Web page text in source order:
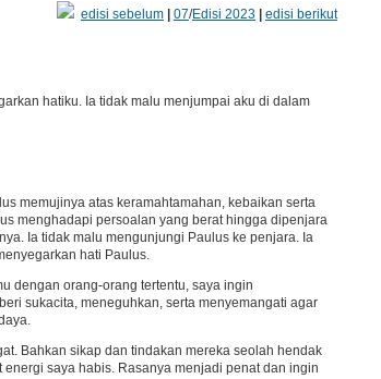
edisi sebelum| 07/Edisi 2023| edisi berikut
hatiku. Ia tidak malu menjumpai aku di dalam
memujinya atas keramahtamahan, kebaikan serta
menghadapi persoalan yang berat hingga dipenjara
Ia tidak malu mengunjungi Paulus ke penjara. Ia
hati Paulus.
dengan orang-orang tertentu, saya ingin
sukacita, meneguhkan, serta menyemangati agar
Bahkan sikap dan tindakan mereka seolah hendak
saya habis. Rasanya menjadi penat dan ingin